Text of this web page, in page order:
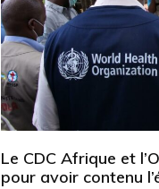
Le CDC Afrique et
pour avoir contenu